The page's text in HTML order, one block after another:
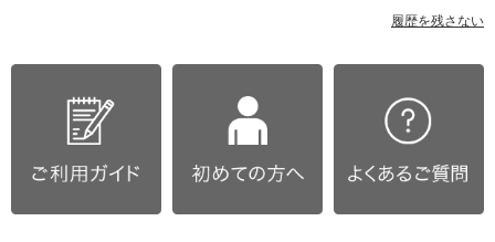
履歴を残さない